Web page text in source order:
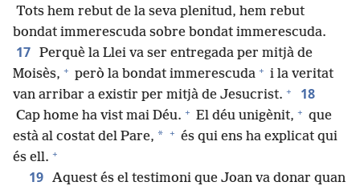
Tots hem rebut de la seva plenitud, hem rebut
bondat immerescuda sobre bondat immerescuda.
17 Perquè la Llei va ser entregada per mitjà de
Moisès, + però la bondat immerescuda + i la veritat
van arribar a existir per mitjà de Jesucrist. + 18
Cap home ha vist mai Déu. + El déu unigènit, + que
està al costat del Pare, * + és qui ens ha explicat qui
és ell. +
19 Aquest és el testimoni que Joan va donar quan